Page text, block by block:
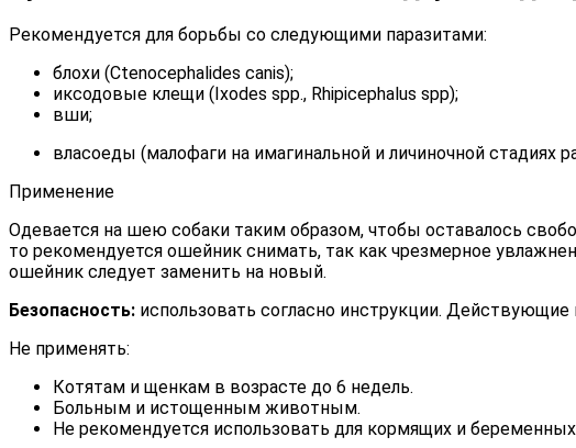
Рекомендуется для борьбы со следующими паразитами:
блохи (Ctenocephalides canis);
иксодовые клещи (Ixodes spp., Rhipicephalus spp);
вши;
власоеды (малофаги на имагинальной и личиночной стадиях
Применение
Одевается на шею собаки таким образом, чтобы оставалось
то рекомендуется ошейник снимать, так как чрезмерное
ошейник следует заменить на новый.
Безопасность: использовать согласно инструкции.
Не применять:
Котятам и щенкам в возрасте до 6 недель.
Больным и истощенным животным.
Не рекомендуется использовать для кормящих и